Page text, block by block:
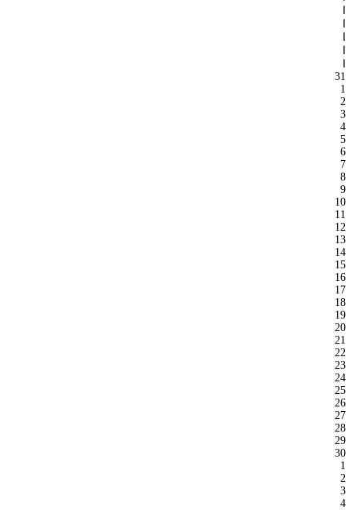
ا
ا
ا
ا
ا
31
1
2
3
4
5
6
7
8
9
10
11
12
13
14
15
16
17
18
19
20
21
22
23
24
25
26
27
28
29
30
1
2
3
4